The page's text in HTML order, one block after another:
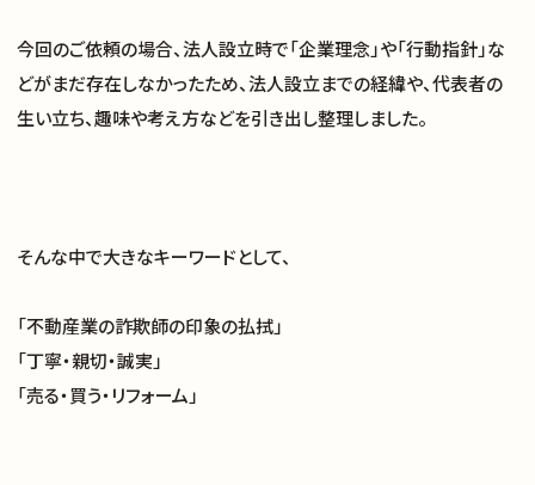
今回のご依頼の場合、法人設立時で「企業理念」や「行動指針」な
どがまだ存在しなかったため、法人設立までの経緯や、代表者の
生い立ち、趣味や考え方などを引き出し整理しました。
そんな中で大きなキーワードとして、
「不動産業の詐欺師の印象の払拭」
「丁寧・親切・誠実」
「売る・買う・リフォーム」